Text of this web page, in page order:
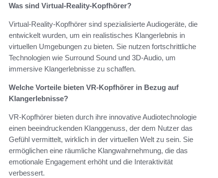
Was sind Virtual-Reality-Kopfhörer?
Virtual-Reality-Kopfhörer sind spezialisierte Audiogeräte, die
entwickelt wurden, um ein realistisches Klangerlebnis in
virtuellen Umgebungen zu bieten. Sie nutzen fortschrittliche
Technologien wie Surround Sound und 3D-Audio, um
immersive Klangerlebnisse zu schaffen.
Welche Vorteile bieten VR-Kopfhörer in Bezug auf
Klangerlebnisse?
VR-Kopfhörer bieten durch ihre innovative Audiotechnologie
einen beeindruckenden Klanggenuss, der dem Nutzer das
Gefühl vermittelt, wirklich in der virtuellen Welt zu sein. Sie
ermöglichen eine räumliche Klangwahrnehmung, die das
emotionale Engagement erhöht und die Interaktivität
verbessert.